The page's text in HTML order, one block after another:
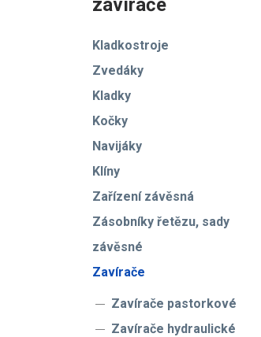
zavírače
Kladkostroje
Zvedáky
Kladky
Kočky
Navijáky
Klíny
Zařízení závěsná
Zásobníky řetězu, sady
závěsné
Zavírače
Zavírače pastorkové
Zavírače hydraulické